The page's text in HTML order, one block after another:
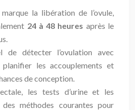
marque la libération de l’ovule,
24 à 48 heures après le
de détecter l’ovulation avec
les accouplements et
de conception.
les tests d’urine et les
méthodes courantes pour